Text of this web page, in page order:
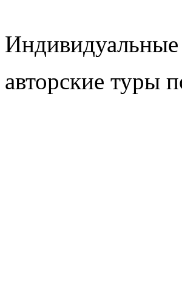
авторские туры